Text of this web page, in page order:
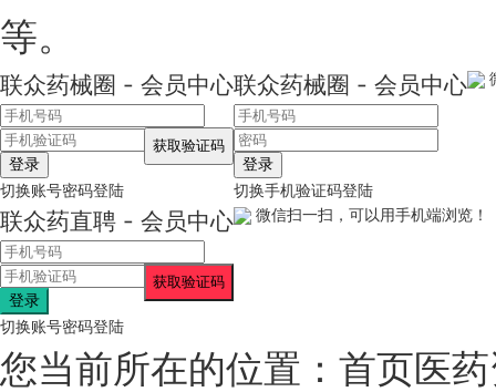
等。
联众药械圈 - 会员中心
登录
切换账号密码登陆
联众药械圈 - 会员中心
登录
切换手机验证码登陆
联众药直聘 - 会员中心
登录
切换账号密码登陆
微信扫一扫，可以用手机端浏览！
您当前所在的位置： 首页医